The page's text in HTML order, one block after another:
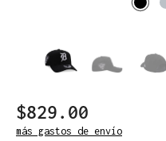
$829.00
más gastos de envío